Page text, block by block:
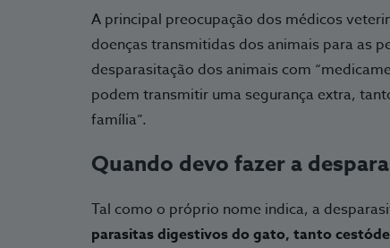
A principal preocupação dos médicos
doenças transmitidas dos animais para as
desparasitação dos animais com
podem transmitir uma segurança extra,
família”.
Quando devo fazer a
Tal como o próprio nome indica, a
parasitas digestivos do gato, tanto